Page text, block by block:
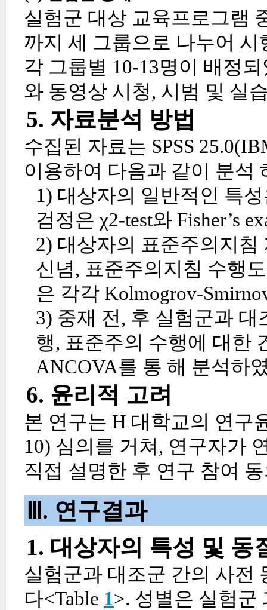
실험군 대상 교육프로그램
까지 세 그룹으로 나누어
각 그룹별 10-13명이 배정
와 동영상 시청, 시범 및 실
5. 자료분석 방법
수집된 자료는 SPSS
이용하여 다음과 같이 분석
1) 대상자의 일반적인 특
검정은 χ2-test와 Fisher’s
2) 대상자의 표준주의지
신념, 표준주의지침 수행
은 각각 Kolmogrov-
3) 중재 전, 후 실험군과
행, 표준주의 수행에 대한
ANCOVA를 통 해 분석하
6. 윤리적 고려
본 연구는 H 대학교의 연구
10) 심의를 거쳐, 연구자가
직접 설명한 후 연구 참여
Ⅲ. 연구결과
1. 대상자의 특성 및 동
실험군과 대조군 간의 사전
다<Table 1>. 성별은 실험군